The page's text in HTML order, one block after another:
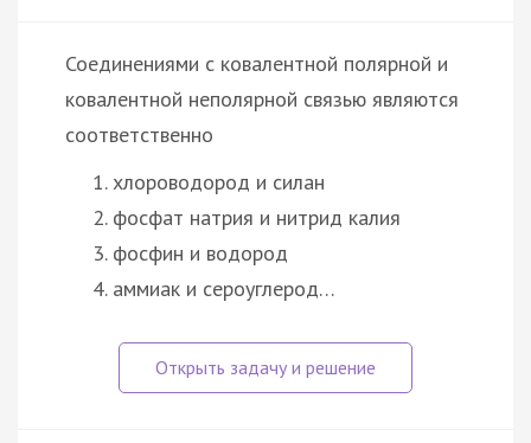
Соединениями с ковалентной полярной и
ковалентной неполярной связью являются
соответственно
хлороводород и силан
фосфат натрия и нитрид калия
фосфин и водород
аммиак и сероуглерод…